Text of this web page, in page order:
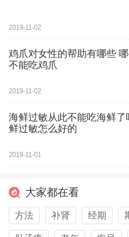
2019-11-02
鸡爪对女性的帮助有哪些 哪
不能吃鸡爪
2019-11-02
海鲜过敏从此不能吃海鲜了
鲜过敏怎么好的
2019-11-01
大家都在看
方法 补肾 经期